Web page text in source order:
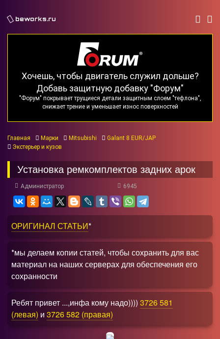
beworks.ru
Хочешь, чтобы двигатель служил дольше?
Добавь защитную добавку "Форум"
"Форум" покрывает трущиеся детали защитным слоем "тефлона",
снижает трение и уменьшает износ поверхностей
Главная Марки Mitsubishi
Galant 8 EUR/JAP
Экстерьер и кузов
Установка ремкомплектов задних арок
Администратор 6945
ОРИГИНАЛ СТАТЬИ*
*мы делаем копии статей, чтобы сохранить для вас
материал на наших серверах для обеспечения его
сохранности
Ребят привет ...,инфа кому надо)))) 3726 581
(левая) и 3726 582 (правая)